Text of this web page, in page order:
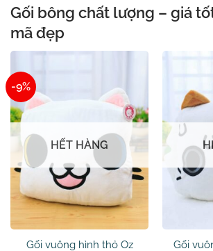
Gối bông chất lượng – giá
mã đẹp
-9%
HẾT HÀNG
Gối vuông hình thỏ Oz Gối